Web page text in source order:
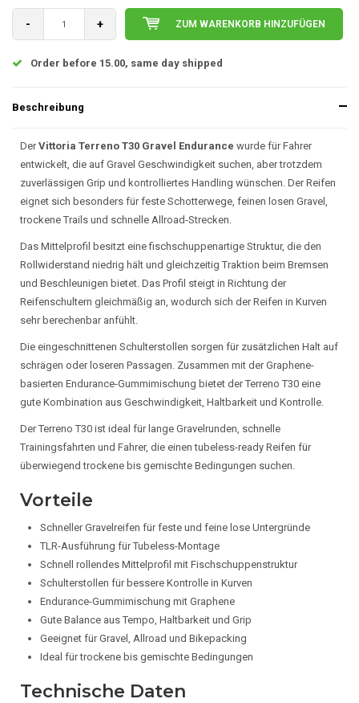
- + ZUM WARENKORB HINZUFÜGEN
Order before 15.00, same day shipped
Beschreibung
DerVittoria Terreno T30 Gravel Endurance wurde für Fahrer
entwickelt, die auf Gravel Geschwindigkeit suchen, aber trotzdem
zuverlässigen Grip und kontrolliertes Handling wünschen. Der Reifen
eignet sich besonders für feste Schotterwege, feinen losen Gravel,
trockene Trails und schnelle Allroad-Strecken.
Das Mittelprofil besitzt eine fischschuppenartige Struktur, die den
Rollwiderstand niedrig hält und gleichzeitig Traktion beim Bremsen
und Beschleunigen bietet. Das Profil steigt in Richtung der
Reifenschultern gleichmäßig an, wodurch sich der Reifen in Kurven
sehr berechenbar anfühlt.
Die eingeschnittenen Schulterstollen sorgen für zusätzlichen Halt auf
schrägen oder loseren Passagen. Zusammen mit der Graphene-
basierten Endurance-Gummimischung bietet der Terreno T30 eine
gute Kombination aus Geschwindigkeit, Haltbarkeit und Kontrolle.
Der Terreno T30 ist ideal für lange Gravelrunden, schnelle
Trainingsfahrten und Fahrer, die einen tubeless-ready Reifen für
überwiegend trockene bis gemischte Bedingungen suchen.
Vorteile
Schneller Gravelreifen für feste und feine lose Untergründe
TLR-Ausführung für Tubeless-Montage
Schnell rollendes Mittelprofil mit Fischschuppenstruktur
Schulterstollen für bessere Kontrolle in Kurven
Endurance-Gummimischung mit Graphene
Gute Balance aus Tempo, Haltbarkeit und Grip
Geeignet für Gravel, Allroad und Bikepacking
Ideal für trockene bis gemischte Bedingungen
Technische Daten